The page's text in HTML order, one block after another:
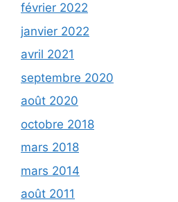
février 2022
janvier 2022
avril 2021
septembre 2020
août 2020
octobre 2018
mars 2018
mars 2014
août 2011